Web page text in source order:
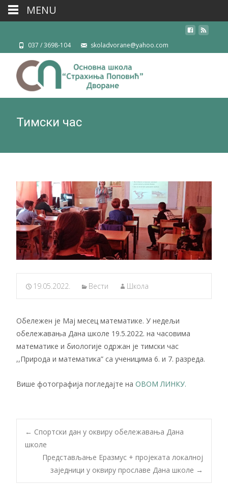
037 / 3698-104 skoladvorane@yahoo.com
Тимски час
19.05.2022. Вести Школа
Обележен је Мај месец математике. У недељи
обележавања Дана школе 19.5.2022. на часовима
математике и биологије одржан је тимски час
,,Природа и математика” са ученицима 6. и 7. разреда.
Више фотографија погледајте на ОВОМ ЛИНКУ.
Post
navigation
← Спортски дан у оквиру обележавања Дана
школе
Представљање Еразмус + пројеката локалној
заједници у оквиру прославе Дана школе →
MENU